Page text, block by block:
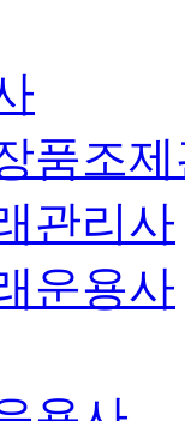
품조
관리사
운용사